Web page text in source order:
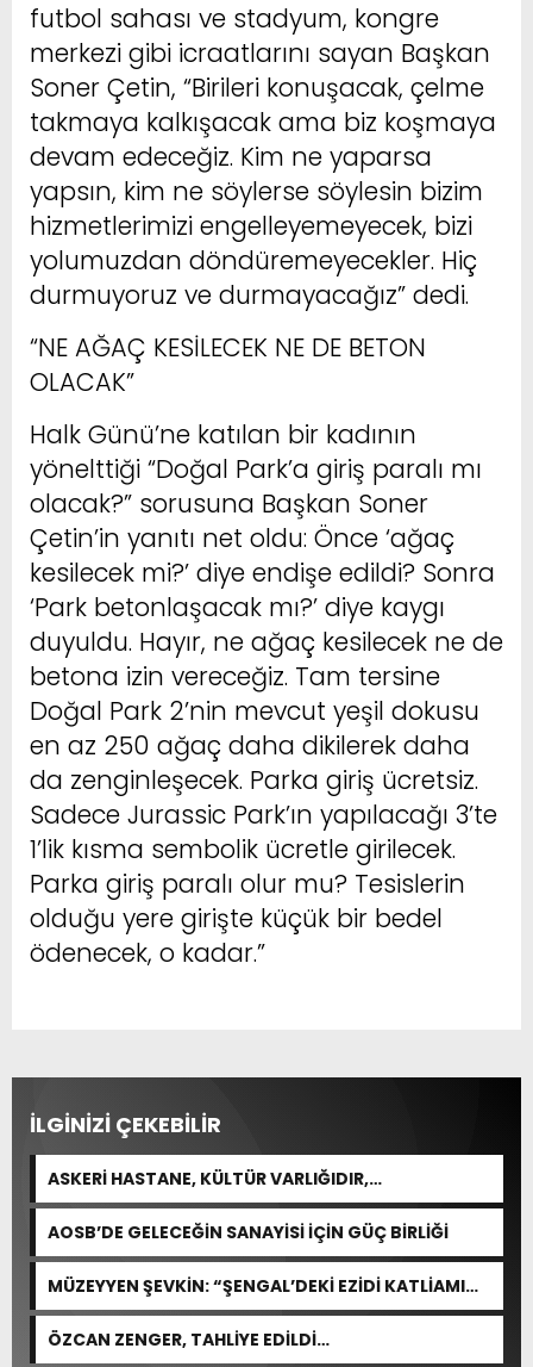
futbol sahası ve stadyum, kongre
merkezi gibi icraatlarını sayan Başkan
Soner Çetin, “Birileri konuşacak, çelme
takmaya kalkışacak ama biz koşmaya
devam edeceğiz. Kim ne yaparsa
yapsın, kim ne söylerse söylesin bizim
hizmetlerimizi engelleyemeyecek, bizi
yolumuzdan döndüremeyecekler. Hiç
durmuyoruz ve durmayacağız” dedi.
“NE AĞAÇ KESİLECEK NE DE BETON
OLACAK”
Halk Günü’ne katılan bir kadının
yönelttiği “Doğal Park’a giriş paralı mı
olacak?” sorusuna Başkan Soner
Çetin’in yanıtı net oldu: Önce ‘ağaç
kesilecek mi?’ diye endişe edildi? Sonra
‘Park betonlaşacak mı?’ diye kaygı
duyuldu. Hayır, ne ağaç kesilecek ne de
betona izin vereceğiz. Tam tersine
Doğal Park 2’nin mevcut yeşil dokusu
en az 250 ağaç daha dikilerek daha
da zenginleşecek. Parka giriş ücretsiz.
Sadece Jurassic Park’ın yapılacağı 3’te
1’lik kısma sembolik ücretle girilecek.
Parka giriş paralı olur mu? Tesislerin
olduğu yere girişte küçük bir bedel
ödenecek, o kadar.”
İLGİNİZİ ÇEKEBİLİR
ASKERİ HASTANE, KÜLTÜR VARLIĞIDIR,
ÖZELLEŞTİRİLEMEZ!
AOSB’DE GELECEĞİN SANAYİSİ İÇİN GÜÇ BİRLİĞİ
MÜZEYYEN ŞEVKİN: “ŞENGAL’DEKİ EZİDİ KATLİAMI
İNSANLIĞIN ORTAK ACISIDIR”
ÖZCAN ZENGER, TAHLİYE EDİLDİ…